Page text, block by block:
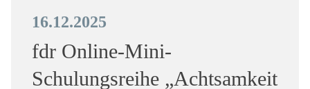
16.12.2025
fdr Online-Mini-
Schulungsreihe „Achtsamkeit